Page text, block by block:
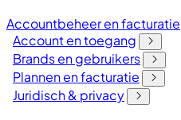
Accountbeheer en facturatie
Account en toegang
Brands en gebruikers
Plannen en facturatie
Juridisch & privacy